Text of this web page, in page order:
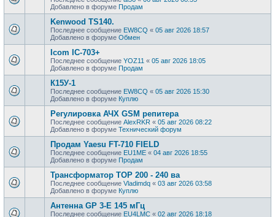
Добавлено в форуме Продам
Kenwood TS140.
Последнее сообщение EW8CQ « 05 авг 2026 18:57
Добавлено в форуме Обмен
Icom IC-703+
Последнее сообщение YOZ11 « 05 авг 2026 18:05
Добавлено в форуме Продам
К15У-1
Последнее сообщение EW8CQ « 05 авг 2026 15:30
Добавлено в форуме Куплю
Регулировка АЧХ GSM репитера
Последнее сообщение AlexRKR « 05 авг 2026 08:22
Добавлено в форуме Технический форум
Продам Yaesu FT-710 FIELD
Последнее сообщение EU1ME « 04 авг 2026 18:55
Добавлено в форуме Продам
Трансформатор ТОР 200 - 240 ва
Последнее сообщение Vladimdq « 03 авг 2026 03:58
Добавлено в форуме Куплю
Антенна GP 3-E 145 мГц
Последнее сообщение EU4LMC « 02 авг 2026 18:18